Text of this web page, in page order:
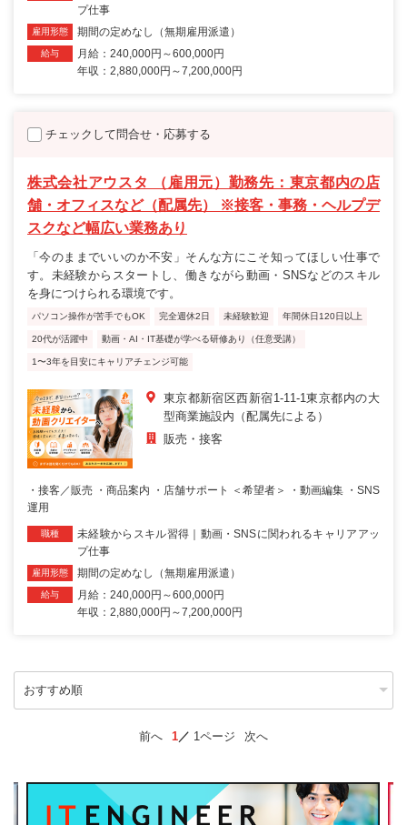
プ仕事
雇用形態 期間の定めなし（無期雇用派遣）
給与
月給：240,000円～600,000円
年収：2,880,000円～7,200,000円
チェックして問合せ・応募する
株式会社アウスタ （雇用元）勤務先：東京都内の店
舗・オフィスなど（配属先） ※接客・事務・ヘルプデ
スクなど幅広い業務あり
「今のままでいいのか不安」そんな方にこそ知ってほしい仕事で
す。未経験からスタートし、働きながら動画・SNSなどのスキル
を身につけられる環境です。
パソコン操作が苦手でもOK 完全週休2日 未経験歓迎 年間休日120日以上
20代が活躍中 動画・AI・IT基礎が学べる研修あり（任意受講）
1〜3年を目安にキャリアチェンジ可能
東京都新宿区西新宿1-11-1東京都内の大
型商業施設内（配属先による）
販売・接客
・接客／販売 ・商品案内 ・店舗サポート ＜希望者＞ ・動画編集 ・SNS
運用
職種
未経験からスキル習得｜動画・SNSに関われるキャリアアッ
プ仕事
雇用形態 期間の定めなし（無期雇用派遣）
給与
月給：240,000円～600,000円
年収：2,880,000円～7,200,000円
前へ 1 1ページ 次へ